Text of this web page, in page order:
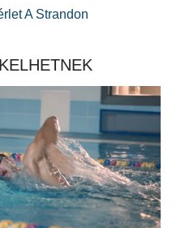
A Strandon